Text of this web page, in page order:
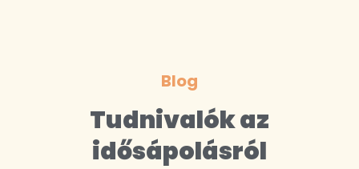
Blog
Tudnivalók az
idősápolásról